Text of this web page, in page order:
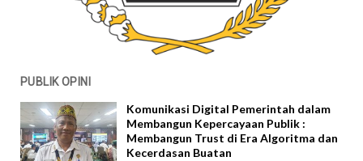
PUBLIK OPINI
Komunikasi Digital Pemerintah dalam
Membangun Kepercayaan Publik :
Membangun Trust di Era Algoritma dan
Kecerdasan Buatan